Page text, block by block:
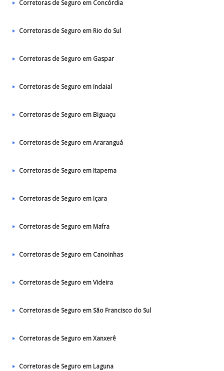
Corretoras de Seguro em Concórdia
Corretoras de Seguro em Rio do Sul
Corretoras de Seguro em Gaspar
Corretoras de Seguro em Indaial
Corretoras de Seguro em Biguaçu
Corretoras de Seguro em Araranguá
Corretoras de Seguro em Itapema
Corretoras de Seguro em Içara
Corretoras de Seguro em Mafra
Corretoras de Seguro em Canoinhas
Corretoras de Seguro em Videira
Corretoras de Seguro em São Francisco do Sul
Corretoras de Seguro em Xanxerê
Corretoras de Seguro em Laguna